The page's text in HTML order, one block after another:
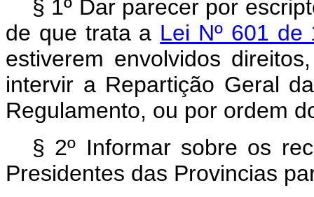
§ 1º Dar parecer por
de que trata a Lei Nº 601 de
estiverem envolvidos
intervir a Repartição Geral
Regulamento, ou por ordem
§ 2º Informar sobre os
Presidentes das Provincias